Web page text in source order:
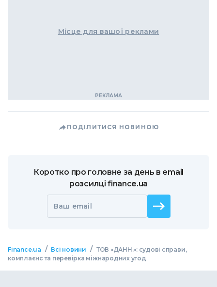
Місце для вашої реклами
ПОДІЛИТИСЯ НОВИНОЮ
Коротко про головне за день в email
розсилці finance.ua
Ваш email
Finance.ua / Всі новини / ТОВ «ДАНН.»: судові справи,
комплаєнс та перевірка міжнародних угод